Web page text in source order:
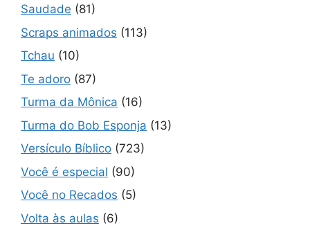
Saudade (81)
Scraps animados (113)
Tchau (10)
Te adoro (87)
Turma da Mônica (16)
Turma do Bob Esponja (13)
Versículo Bíblico (723)
Você é especial (90)
Você no Recados (5)
Volta às aulas (6)